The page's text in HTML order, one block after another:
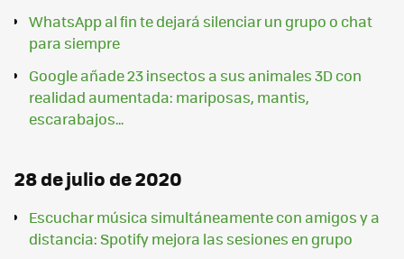
WhatsApp al fin te dejará silenciar un grupo o chat
para siempre
Google añade 23 insectos a sus animales 3D con
realidad aumentada: mariposas, mantis,
escarabajos...
28 de julio de 2020
Escuchar música simultáneamente con amigos y a
distancia: Spotify mejora las sesiones en grupo